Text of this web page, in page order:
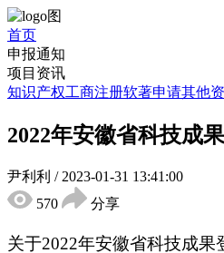
首页
申报通知
项目资讯
知识产权工商注册软著申请其他
2022年安徽省科技成
尹利利 / 2023-01-31 13:41:00
570
分享
关于2022年安徽省科技成